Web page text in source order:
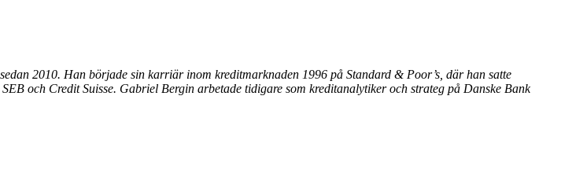
2010. Han började sin karriär inom kreditmarknaden 1996 på Standard & Poor’s, där han satte
och Credit Suisse. Gabriel Bergin arbetade tidigare som kreditanalytiker och strateg på Danske Bank